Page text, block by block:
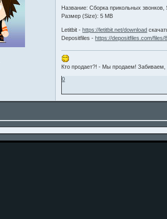
Название: Сборка прикольных звонков,
Размер (Size): 5 MB
Letitbit -https://letitbit.net/download
Depositfiles -https://depositfiles.com/files/
Кто продает?! - Мы продаем! Забиваем,
0